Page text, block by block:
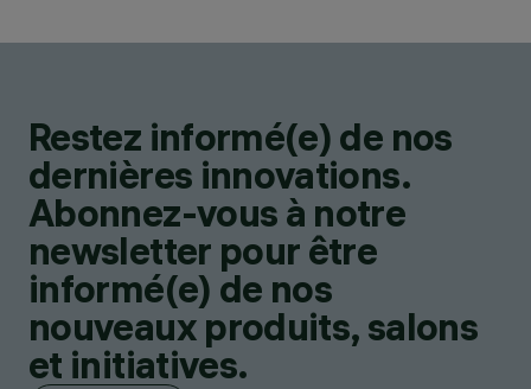
Restez informé(e) de nos
dernières innovations.
Abonnez-vous à notre
newsletter pour être
informé(e) de nos
nouveaux produits, salons
et initiatives.